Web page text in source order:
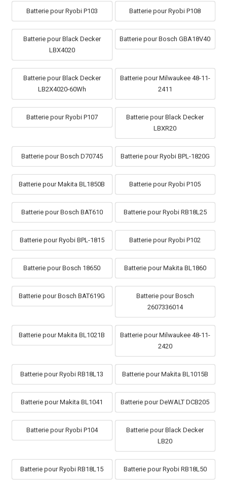
Batterie pour Ryobi P103 Batterie pour Ryobi P108
Batterie pour Black Decker
LBX4020
Batterie pour Bosch GBA18V40
Batterie pour Black Decker
LB2X4020-60Wh
Batterie pour Milwaukee 48-11-
2411
Batterie pour Ryobi P107
Batterie pour Black Decker
LBXR20
Batterie pour Bosch D70745 Batterie pour Ryobi BPL-1820G
Batterie pour Makita BL1850B Batterie pour Ryobi P105
Batterie pour Bosch BAT610 Batterie pour Ryobi RB18L25
Batterie pour Ryobi BPL-1815 Batterie pour Ryobi P102
Batterie pour Bosch 18650 Batterie pour Makita BL1860
Batterie pour Bosch BAT619G
Batterie pour Bosch
2607336014
Batterie pour Makita BL1021B
Batterie pour Milwaukee 48-11-
2420
Batterie pour Ryobi RB18L13 Batterie pour Makita BL1015B
Batterie pour Makita BL1041 Batterie pour DeWALT DCB205
Batterie pour Ryobi P104
Batterie pour Black Decker
LB20
Batterie pour Ryobi RB18L15 Batterie pour Ryobi RB18L50